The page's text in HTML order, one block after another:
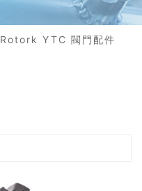
Rotork YTC 閥門配件